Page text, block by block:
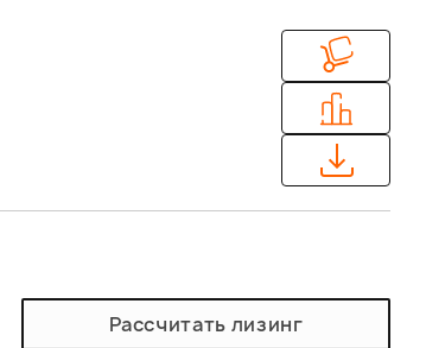
Рассчитать лизинг